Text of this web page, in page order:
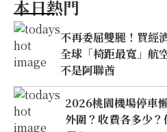
本日熱門
不再委屈雙腿！買經
全球「椅距最寬」航
不是阿聯酋
2026桃園機場停車
外圍？收費各多少